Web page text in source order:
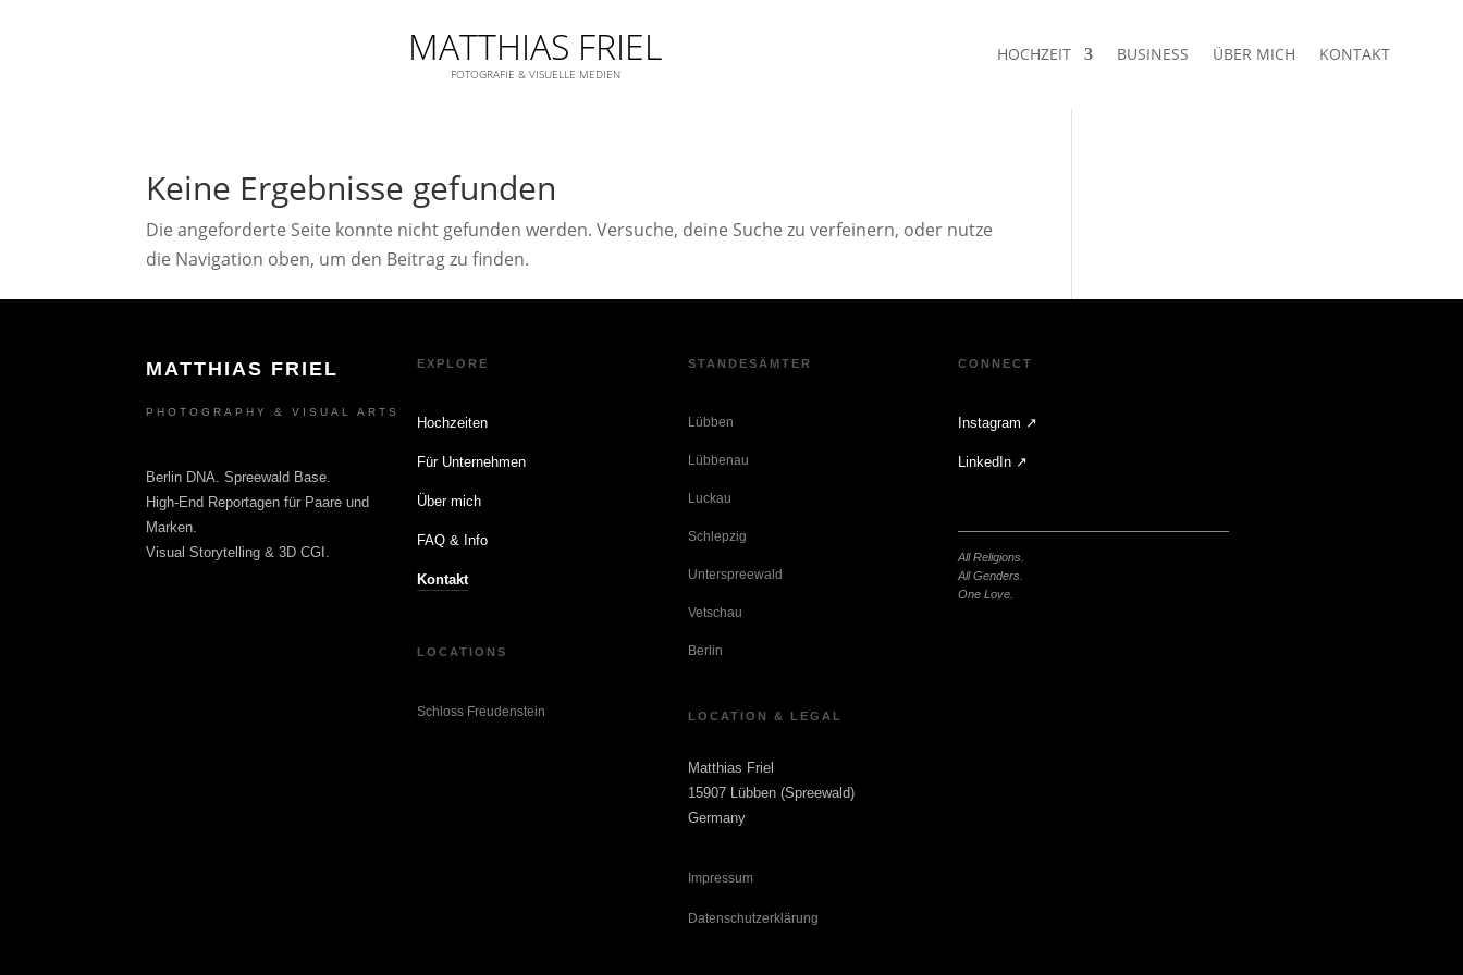
MATTHIAS FRIEL
FOTOGRAFIE & VISUELLE MEDIEN
HOCHZEIT BUSINESS ÜBER MICH KONTAKT
Keine Ergebnisse gefunden
Die angeforderte Seite konnte nicht gefunden werden. Versuche, deine Suche zu verfeinern, oder nutze
die Navigation oben, um den Beitrag zu finden.
MATTHIAS FRIEL
PHOTOGRAPHY & VISUAL ARTS
Berlin DNA. Spreewald Base.
High-End Reportagen für Paare und
Marken.
Visual Storytelling & 3D CGI.
EXPLORE
Hochzeiten
Für Unternehmen
Über mich
FAQ & Info
Kontakt
LOCATIONS
Schloss Freudenstein
STANDESÄMTER
Lübben
Lübbenau
Luckau
Schlepzig
Unterspreewald
Vetschau
Berlin
LOCATION & LEGAL
Matthias Friel
15907 Lübben (Spreewald)
Germany
Impressum
Datenschutzerklärung
CONNECT
Instagram ↗
LinkedIn ↗
All Religions.
All Genders.
One Love.